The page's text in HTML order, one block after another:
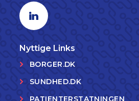
Linkedin profil
Nyttige Links
BORGER.DK
SUNDHED.DK
PATIENTERSTATNINGEN